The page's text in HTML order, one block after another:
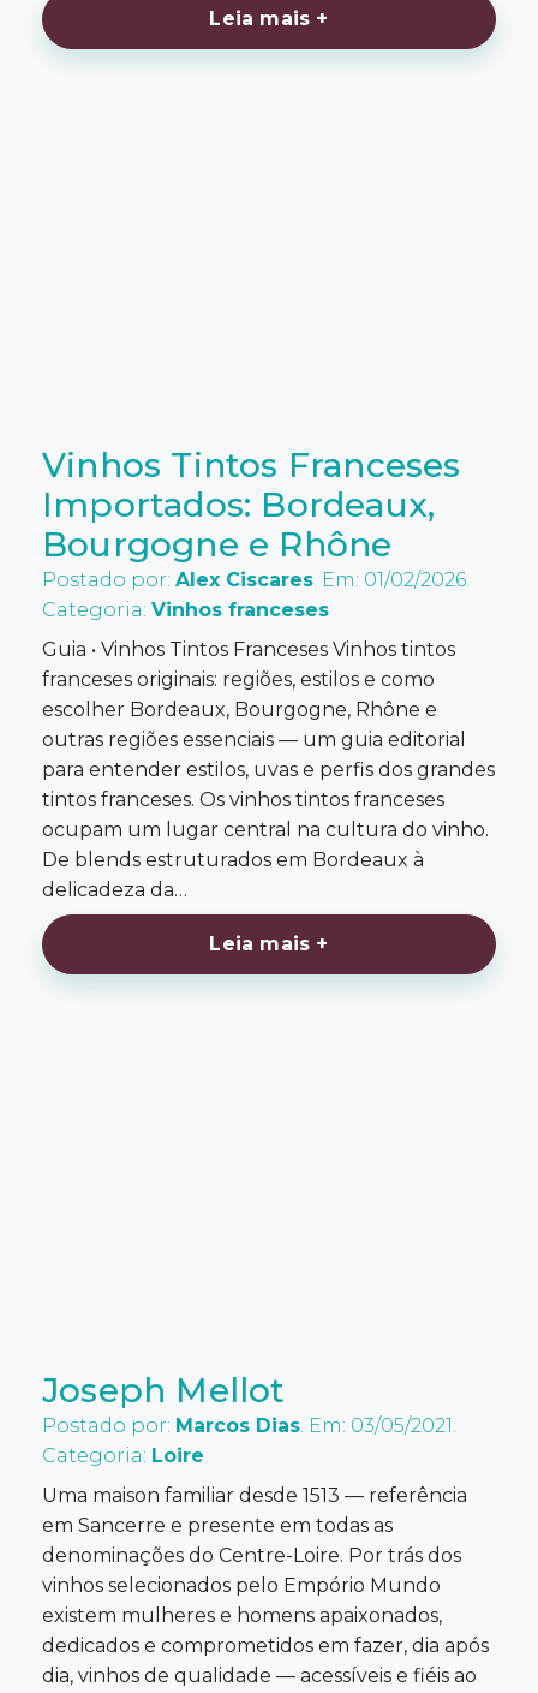
Leia mais +
Vinhos Tintos Franceses
Importados: Bordeaux,
Bourgogne e Rhône
Postado por: Alex Ciscares. Em: 01/02/2026.
Categoria: Vinhos franceses
Guia • Vinhos Tintos Franceses Vinhos tintos
franceses originais: regiões, estilos e como
escolher Bordeaux, Bourgogne, Rhône e
outras regiões essenciais — um guia editorial
para entender estilos, uvas e perfis dos grandes
tintos franceses. Os vinhos tintos franceses
ocupam um lugar central na cultura do vinho.
De blends estruturados em Bordeaux à
delicadeza da…
Leia mais +
Joseph Mellot
Postado por: Marcos Dias. Em: 03/05/2021.
Categoria: Loire
Uma maison familiar desde 1513 — referência
em Sancerre e presente em todas as
denominações do Centre-Loire. Por trás dos
vinhos selecionados pelo Empório Mundo
existem mulheres e homens apaixonados,
dedicados e comprometidos em fazer, dia após
dia, vinhos de qualidade — acessíveis e fiéis ao